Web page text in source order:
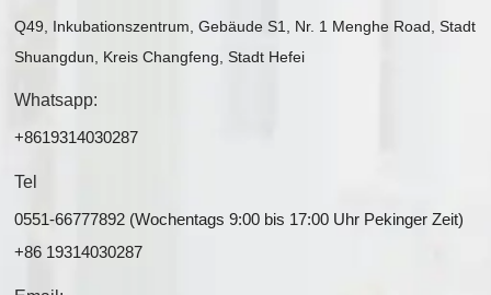
Q49, Inkubationszentrum, Gebäude S1, Nr. 1 Menghe Road, Stadt
Shuangdun, Kreis Changfeng, Stadt Hefei
Whatsapp:
+8619314030287
Tel
0551-66777892 (Wochentags 9:00 bis 17:00 Uhr Pekinger Zeit)
+86 19314030287